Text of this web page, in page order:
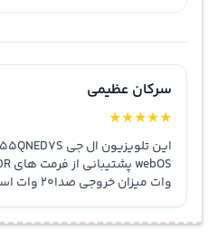
سرکان عظیمی
★
★
★
★
★
وات میزان خروجی صدا20 وات است .